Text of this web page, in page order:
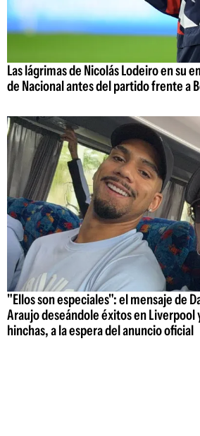
Las lágrimas de Nicolás Lodeiro en su
de Nacional antes del partido frente a
"Ellos son especiales": el mensaje de
Araujo deseándole éxitos en Liverpool
hinchas, a la espera del anuncio oficial